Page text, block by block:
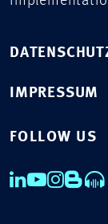
IMPRESSUM
FOLLOW US